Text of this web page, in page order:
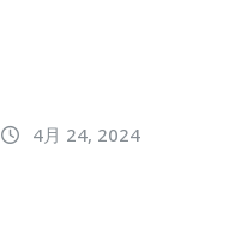
4月 24, 2024